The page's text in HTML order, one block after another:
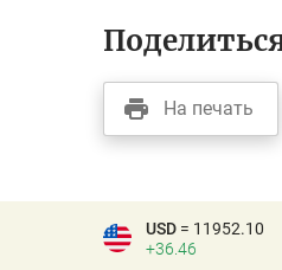
На печать
USD = 11952.10
+36.46